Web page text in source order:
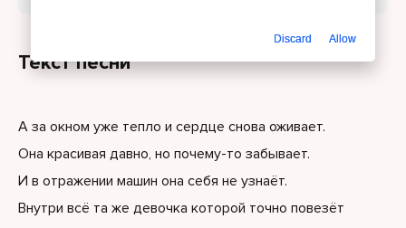
Текст песни
А за окном уже тепло и сердце снова оживает.
Она красивая давно, но почему-то забывает.
И в отражении машин она себя не узнаёт.
Внутри всё та же девочка которой точно повезёт
Discard Allow